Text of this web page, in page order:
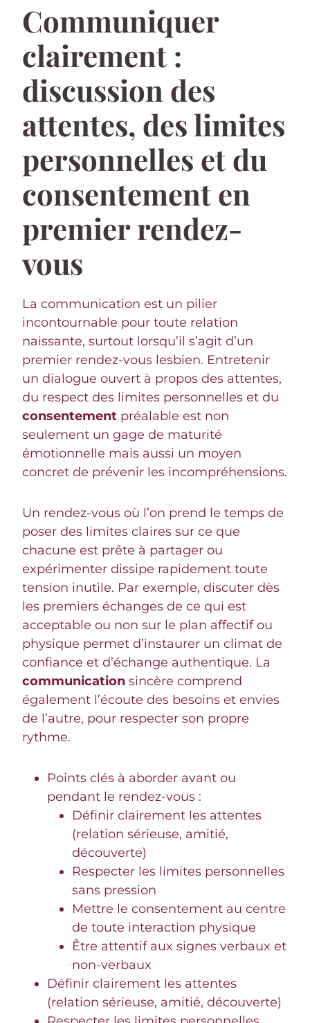
Communiquer
clairement :
discussion des
attentes, des limites
personnelles et du
consentement en
premier rendez-
vous
La communication est un pilier
incontournable pour toute relation
naissante, surtout lorsqu’il s’agit d’un
premier rendez-vous lesbien. Entretenir
un dialogue ouvert à propos des attentes,
du respect des limites personnelles et du
consentement préalable est non
seulement un gage de maturité
émotionnelle mais aussi un moyen
concret de prévenir les incompréhensions.
Un rendez-vous où l’on prend le temps de
poser des limites claires sur ce que
chacune est prête à partager ou
expérimenter dissipe rapidement toute
tension inutile. Par exemple, discuter dès
les premiers échanges de ce qui est
acceptable ou non sur le plan affectif ou
physique permet d’instaurer un climat de
confiance et d’échange authentique. La
communication sincère comprend
également l’écoute des besoins et envies
de l’autre, pour respecter son propre
rythme.
Points clés à aborder avant ou
pendant le rendez-vous :
Définir clairement les attentes
(relation sérieuse, amitié,
découverte)
Respecter les limites personnelles
sans pression
Mettre le consentement au centre
de toute interaction physique
Être attentif aux signes verbaux et
non-verbaux
Définir clairement les attentes
(relation sérieuse, amitié, découverte)